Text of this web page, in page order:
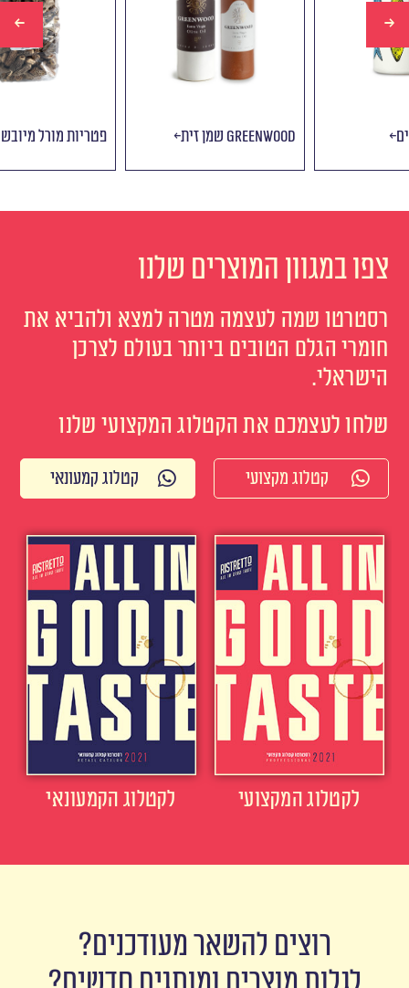
שמן זית Greenwood
צפו במגוון המוצרים שלנו
רסטרטו שמה לעצמה מטרה למצא ולהביא את
חומרי הגלם הטובים ביותר בעולם לצרכן
הישראלי.
שלחו לעצמכם את הקטלוג המקצועי שלנו
קטלוג מקצועי קטלוג קמעונאי
לקטלוג הקמעונאי לקטלוג המקצועי
רוצים להשאר מעודכנים?